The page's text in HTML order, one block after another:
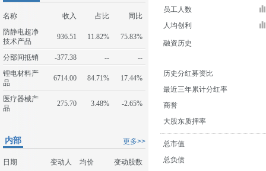
名称 收入 占比
同比
防静电超净
技术产品
936.51 11.82% 75.83%
分部间抵销 -377.38 --
--
锂电材料产
品
6714.00 84.71% 17.44%
医疗器械产
品
275.70 3.48% -2.65%
更多>>
内部
日期 变动人 均价
变动股数
员工人数
人均创利
融资历史
历史分红募资比
最近三年累计分红率
商誉
大股东质押率
总市值
总负债